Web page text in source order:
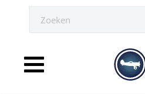
Toggle navigation